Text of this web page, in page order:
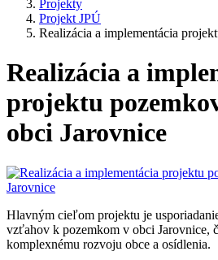
Projekty
Projekt JPÚ
Realizácia a implementácia
Realizácia a
projektu
obci Jarovnice
Hlavným cieľom projektu je
vzťahov k pozemkom v obci Jarovnice,
komplexnému rozvoju obce a osídlenia.